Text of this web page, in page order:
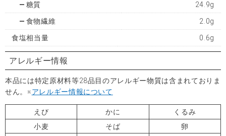
糖質 24.9g
食物繊維 2.0g
食塩相当量 0.6g
アレルギー情報
本品には特定原材料等28品目のアレルギー物質は含まれておりま
せん。※アレルギー情報について
えび かに
くるみ
小麦
そば
卵